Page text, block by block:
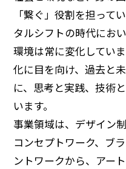
「繋ぐ」役割を担って
タルシフトの時代にお
環境は常に変化してい
化に目を向け、過去と
に、思考と実践、技術
います。
事業領域は、デザイン
コンセプトワーク、ブ
ントワークから、アー